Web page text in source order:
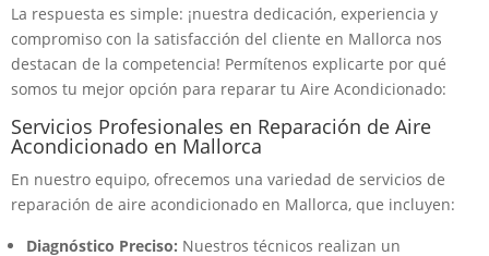
La respuesta es simple: ¡nuestra dedicación, experiencia y
compromiso con la satisfacción del cliente en Mallorca nos
destacan de la competencia! Permítenos explicarte por qué
somos tu mejor opción para reparar tu Aire Acondicionado:
Servicios Profesionales en Reparación de Aire
Acondicionado en Mallorca
En nuestro equipo, ofrecemos una variedad de servicios de
reparación de aire acondicionado en Mallorca, que incluyen:
Diagnóstico Preciso: Nuestros técnicos realizan un